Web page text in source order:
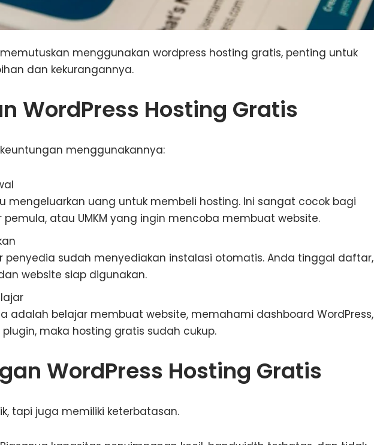
menggunakan wordpress hosting gratis, penting untuk
dan kekurangannya.
WordPress Hosting Gratis
menggunakannya:
mengeluarkan uang untuk membeli hosting. Ini sangat cocok bagi
pemula, atau UMKM yang ingin mencoba membuat website.
penyedia sudah menyediakan instalasi otomatis. Anda tinggal daftar,
website siap digunakan.
adalah belajar membuat website, memahami dashboard WordPress,
maka hosting gratis sudah cukup.
WordPress Hosting Gratis
tapi juga memiliki keterbatasan.